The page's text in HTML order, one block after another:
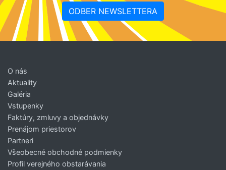
ODBER NEWSLETTERA
O nás
Aktuality
Galéria
Vstupenky
Faktúry, zmluvy a objednávky
Prenájom priestorov
Partneri
Všeobecné obchodné podmienky
Profil verejného obstarávania